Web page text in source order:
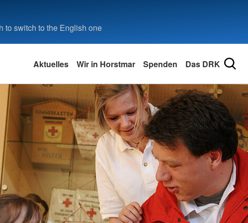
to switch to the English one
Aktuelles Wir in Horstmar Spenden Das DRK